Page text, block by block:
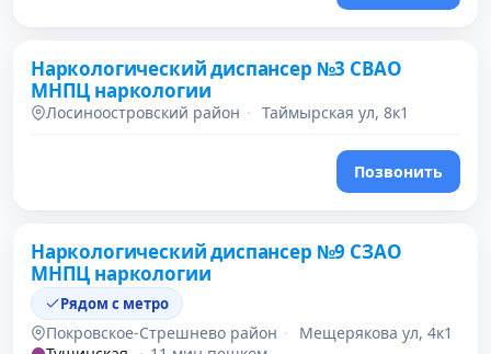
Наркологический диспансер №3 СВАО
МНПЦ наркологии
Лосиноостровский район · Таймырская ул, 8к1
Позвонить
Наркологический диспансер №9 СЗАО
МНПЦ наркологии
Рядом с метро
Покровское-Стрешнево район ·
Мещерякова ул, 4к1